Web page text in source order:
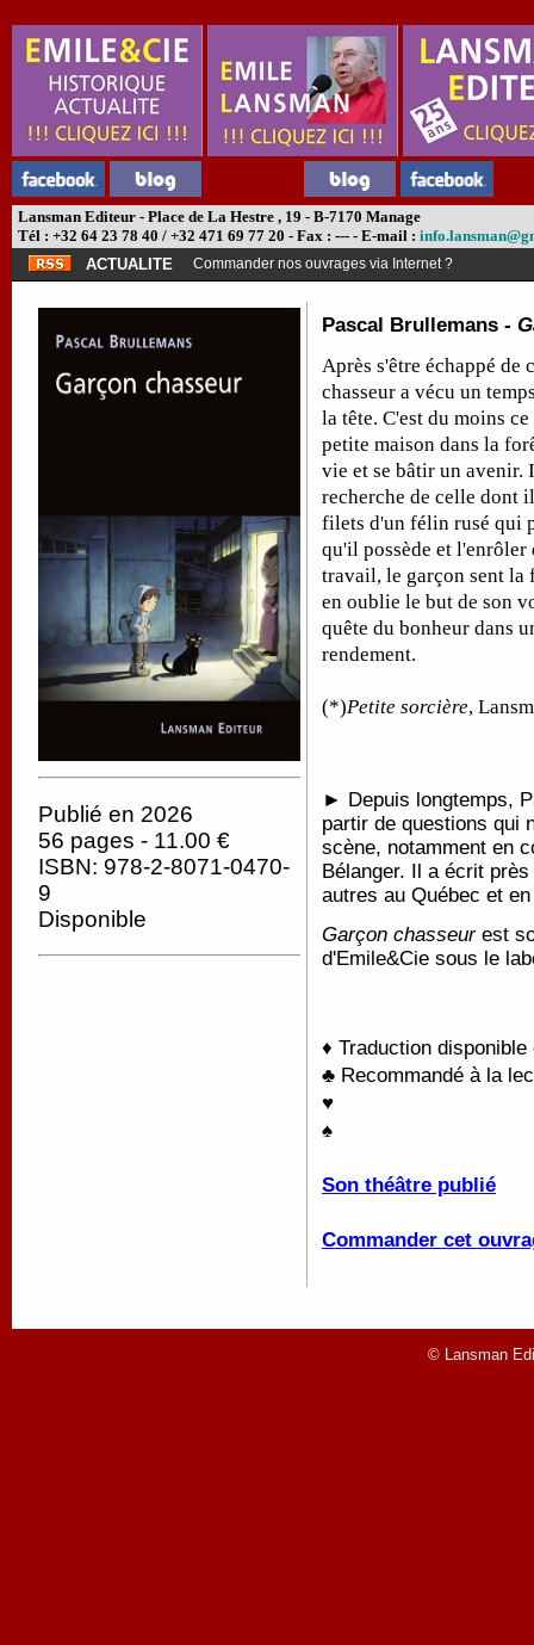
Lansman Editeur - Place de La Hestre , 19 - B-7170 Manage
Tél : +32 64 23 78 40 / +32 471 69 77 20 - Fax : --- - E-mail :
ACTUALITE
Commander nos ouvrages via Internet ?
Publié en 2026
56 pages - 11.00 €
ISBN: 978-2-8071-0470-
9
Disponible
Pascal Brullemans -
Après s'être échappé de
chasseur a vécu un
la tête. C'est du moins
petite maison dans la
vie et se bâtir un avenir.
recherche de celle dont
filets d'un félin rusé qui
qu'il possède et l'enrôler
travail, le garçon sent
en oublie le but de son
quête du bonheur dans
rendement.
(*)Petite sorcière,
► Depuis longtemps,
partir de questions qui
scène, notamment en
Bélanger. Il a écrit
autres au Québec et
Garçon chasseurest
d'Emile&Cie sous le
♦ Traduction
♣ Recommandé à la
♥
♠
Son théâtre publié
Commander cet
© Lansman